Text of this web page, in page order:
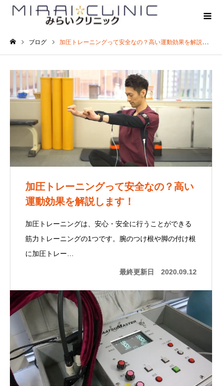
ブログ 加圧トレーニングって安全なの？高い運動効果を解説します！
加圧トレーニングって安全なの？高い
運動効果を解説します！
加圧トレーニングは、安心・安全に行うことができる
筋力トレーニングの1つです。腕のつけ根や脚の付け根
に加圧トレー…
最終更新日 2020.09.12